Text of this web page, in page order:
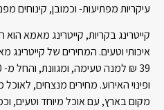
עיקריות מפתיעות- וכמובן, קינוחים
קייטרינג בקריות, קייטרינג מאמא
איכותי וטעים. המחירים של
ופינוי האירוע. מחירים מנצחים,
מקום בארץ, עם אוכל מיוחד וטעים,